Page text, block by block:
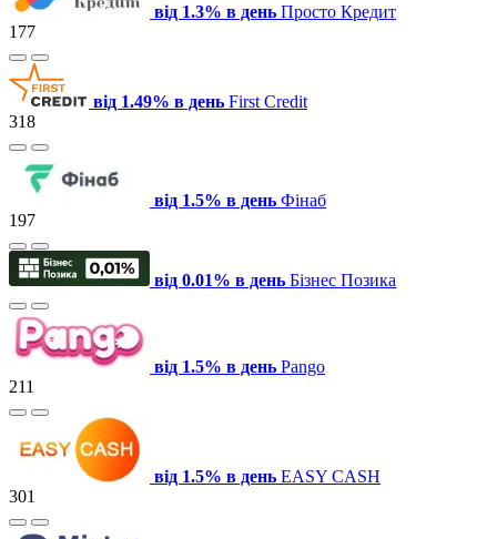
від 1.3% в день Просто Кредит
177
від 1.49% в день First Credit
318
від 1.5% в день Фінаб
197
від 0.01% в день Бізнес Позика
від 1.5% в день Pango
211
від 1.5% в день EASY CASH
301